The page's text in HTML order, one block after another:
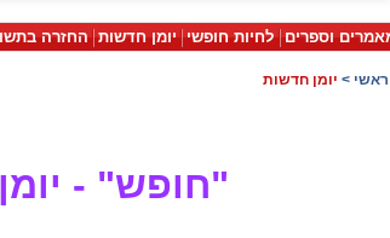
וספרים לחיות חופשי יומן חדשות החזרה
ראשי > יומן חדשות
"חופש" -